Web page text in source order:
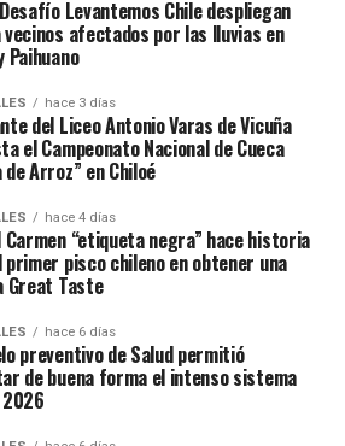
Levantemos Chile despliegan
vecinos afectados por las lluvias en
Paihuano
hace 3 días
del Liceo Antonio Varas de Vicuña
el Campeonato Nacional de Cueca
de Arroz” en Chiloé
hace 4 días
“etiqueta negra” hace historia
primer pisco chileno en obtener una
Great Taste
hace 6 días
preventivo de Salud permitió
de buena forma el intenso sistema